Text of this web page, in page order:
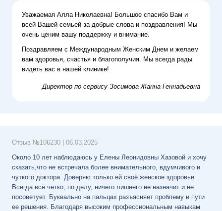
Уважаемая Алла Николаевна! Большое спасибо Вам и
всей Вашей семьей за добрые слова и поздравления! Мы
очень ценим вашу поддержку и внимание.
Поздравляем с Международным Женским Днем и желаем
вам здоровья, счастья и благополучия. Мы всегда рады
видеть вас в нашей клинике!
Директор по сервису Зосимова Жанна Геннадьевна
Отзыв №106230
06.03.2025
Около 10 лет наблюдаюсь у Елены Леонидовны Хазовой и хочу
сказать,что не встречала более внимательного, вдумчивого и
чуткого доктора. Доверяю только ей своё женское здоровье.
Всегда всё четко, по делу, ничего лишнего не назначит и не
посоветует. Буквально на пальцах разъясняет проблему и пути
ее решения. Благодаря высоким профессиональным навыкам